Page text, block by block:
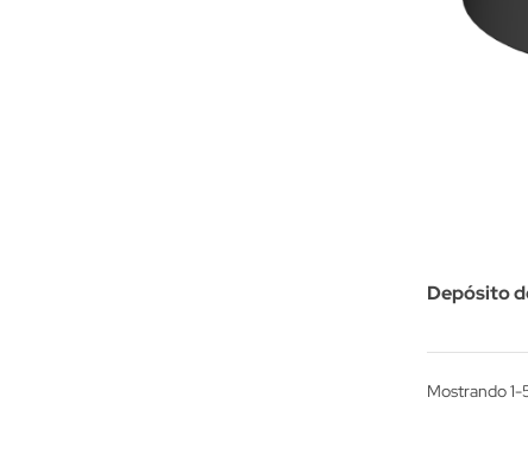
Depósito
Mostrando